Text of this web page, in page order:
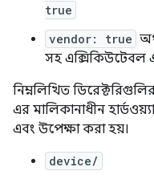
true
vendor: true
সহ এক্সিকিউটেবল
নিম্নলিখিত
এর মালিকানাধীন
এবং উপেক্ষা করা হয়।
device/